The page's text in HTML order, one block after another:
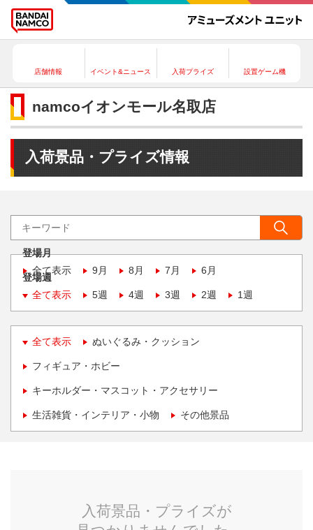
店舗情報 イベント&ニュース 入荷プライズ 設置ゲーム機
namcoイオンモール名取店
入荷景品・プライズ情報
登場月
全て表示
9月 8月 7月 6月
登場週
全て表示
5週 4週 3週 2週 1週
全て表示 ぬいぐるみ・クッション
フィギュア・ホビー
キーホルダー・マスコット・アクセサリー
生活雑貨・インテリア・小物 その他景品